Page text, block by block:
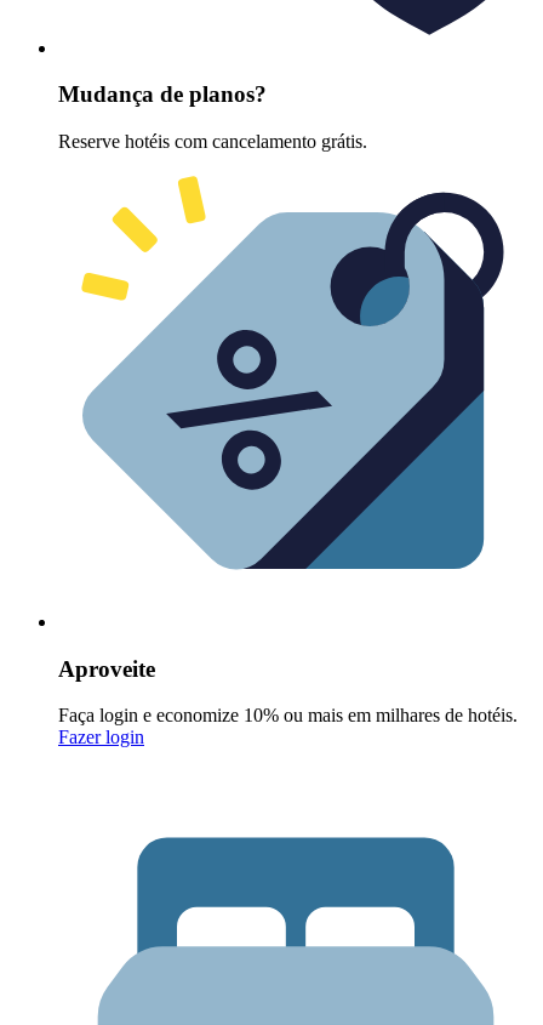
Mudança de planos?
Reserve hotéis com cancelamento grátis.
Aproveite
Faça login e economize 10% ou mais em milhares de hotéis.
Fazer login